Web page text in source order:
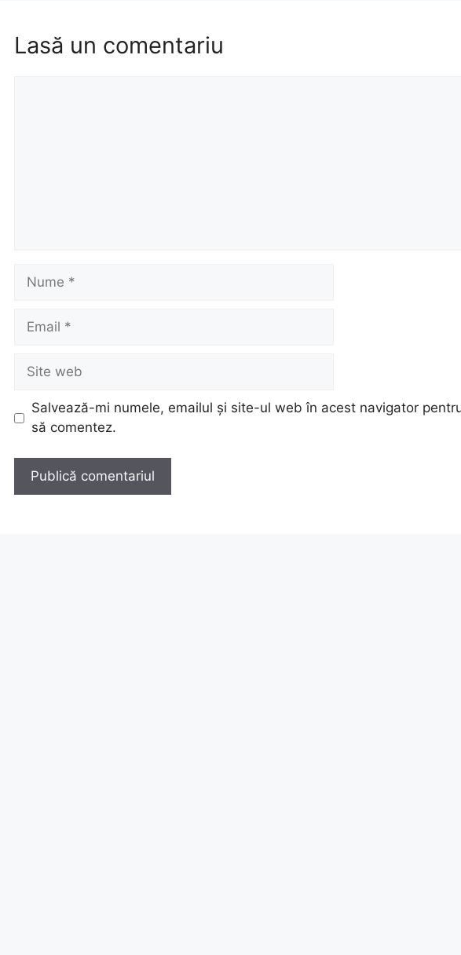
Lasă un comentariu
Nume
Email
Site
web
Salvează-mi numele, emailul și site-ul web în acest navigator
să comentez.